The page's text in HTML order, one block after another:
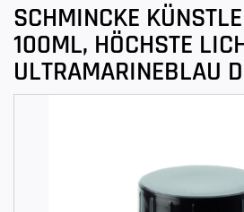
SCHMINCKE
100ML, HÖCHSTE
ULTRAMARINEBLAU